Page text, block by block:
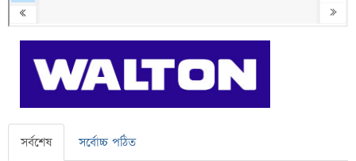
সর্বশেষ সর্বোচ্চ পঠিত